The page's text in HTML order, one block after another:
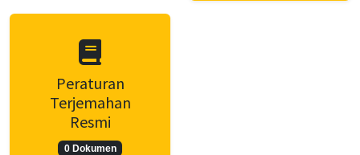
Peraturan
Terjemahan
Resmi
0 Dokumen